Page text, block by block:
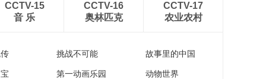
CCTV-15
音 乐
CCTV-16
奥林匹克
CCTV-17
农业农村
挑战不可能 故事里的中国
第一动画乐园 动物世界